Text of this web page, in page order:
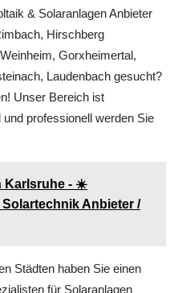
& Solaranlagen Anbieter
Hirschberg
Gorxheimertal,
Laudenbach gesucht?
Unser Bereich ist
professionell werden Sie
Karlsruhe - ☀️
Anbieter /
Städten haben Sie einen
für Solaranlagen